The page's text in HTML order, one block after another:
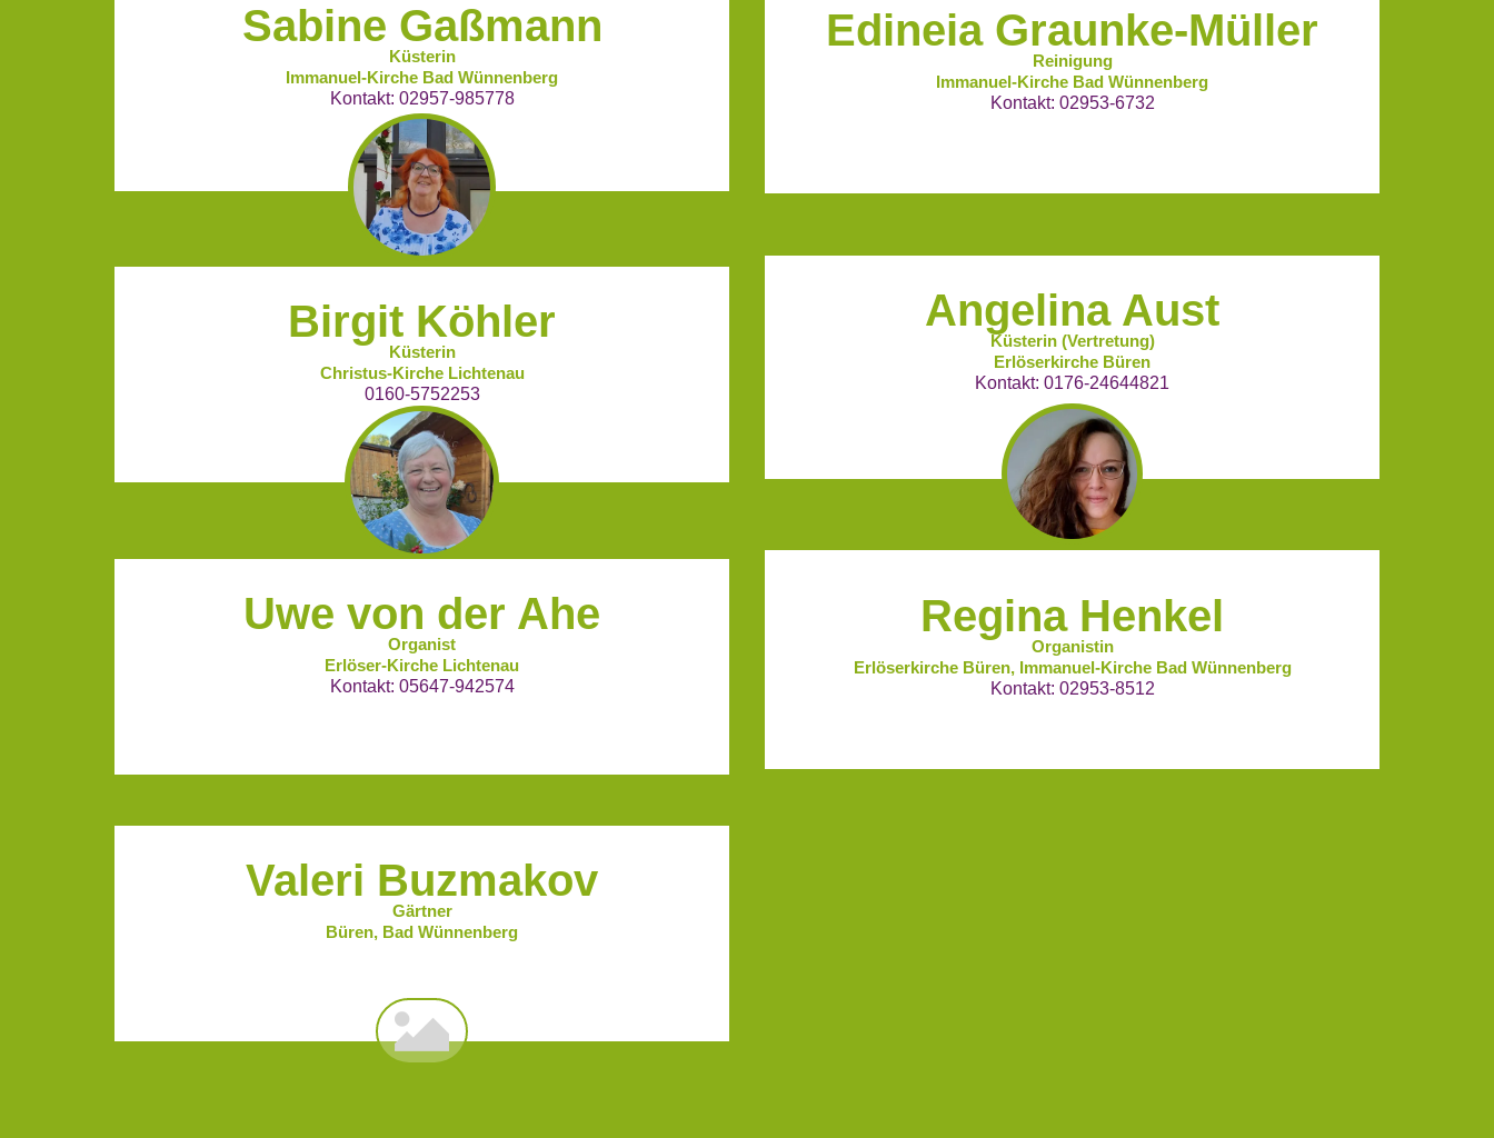
Sabine Gaßmann
Küsterin
Immanuel-Kirche Bad Wünnenberg
Kontakt: 02957-985778
Birgit Köhler
Küsterin
Christus-Kirche Lichtenau
0160-5752253
Uwe von der Ahe
Organist
Erlöser-Kirche Lichtenau
Kontakt: 05647-942574
Valeri Buzmakov
Gärtner
Büren, Bad Wünnenberg
Edineia Graunke-Müller
Reinigung
Immanuel-Kirche Bad Wünnenberg
Kontakt: 02953-6732
Angelina Aust
Küsterin (Vertretung)
Erlöserkirche Büren
Kontakt: 0176-24644821
Regina Henkel
Organistin
Erlöserkirche Büren, Immanuel-Kirche Bad Wünnenberg
Kontakt: 02953-8512